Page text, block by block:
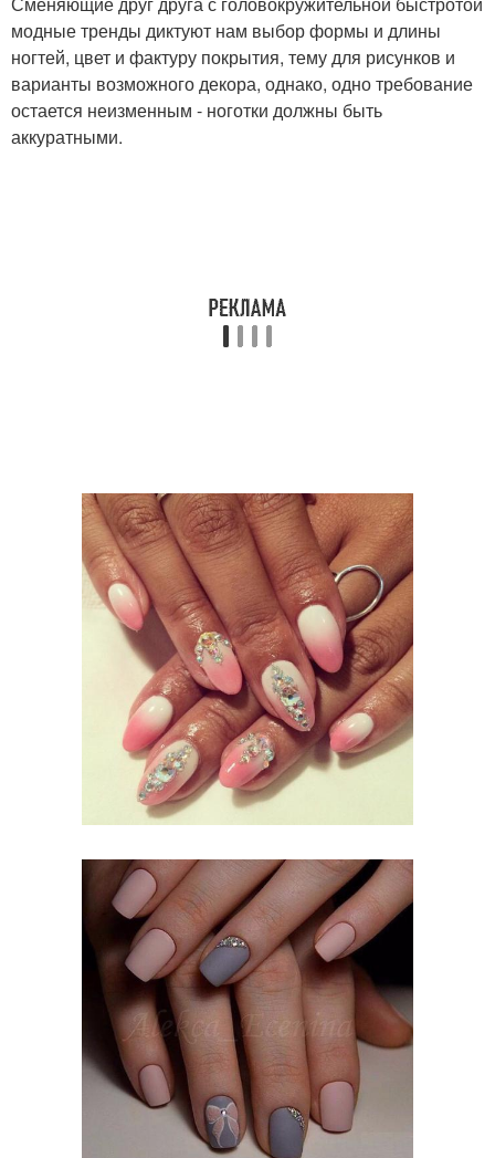
модные тренды диктуют нам выбор формы и длины
ногтей, цвет и фактуру покрытия, тему для рисунков и
варианты возможного декора, однако, одно требование
остается неизменным - ноготки должны быть
аккуратными.